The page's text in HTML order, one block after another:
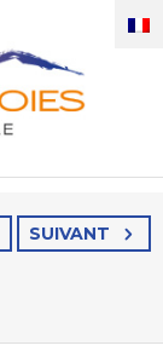
SUIVANT